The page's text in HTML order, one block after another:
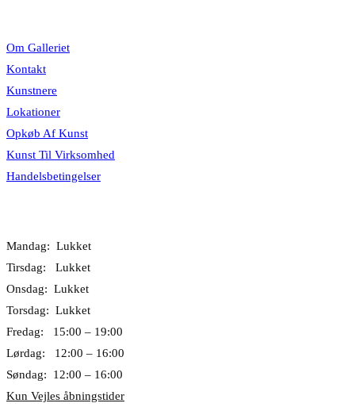
Om Galleriet
Kontakt
Kunstnere
Lokationer
Opkøb Af Kunst
Kunst Til Virksomhed
Handelsbetingelser
Mandag: Lukket
Tirsdag: Lukket
Onsdag: Lukket
Torsdag: Lukket
Fredag: 15:00 – 19:00
Lørdag: 12:00 – 16:00
Søndag: 12:00 – 16:00
Kun Vejles åbningstider